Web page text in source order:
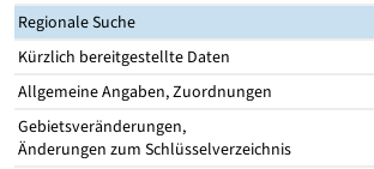
Regionale Suche
Kürzlich bereitgestellte Daten
Allgemeine Angaben, Zuordnungen
Gebietsveränderungen,
Änderungen zum Schlüsselverzeichnis